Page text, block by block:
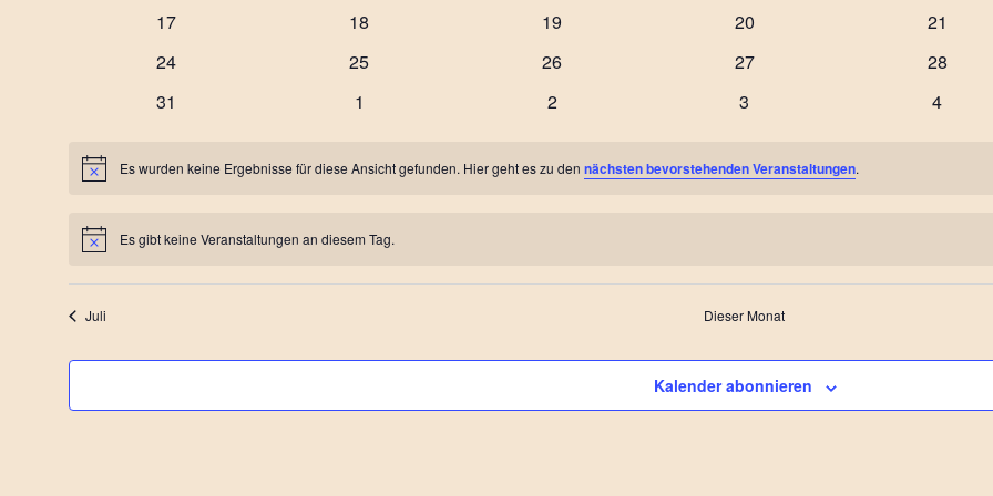
0
17
0
18
0
19
0
20
0
21
0
24
0
25
0
26
0
27
0
28
0
31
0
1
0
2
0
3
0
4
HinweisEs wurden keine Ergebnisse für diese Ansicht gefunden. Hier geht es zu den nächsten bevorstehenden Veranstaltungen.
HinweisEs gibt keine Veranstaltungen an diesem Tag.
Juli Dieser Monat
Kalender abonnieren